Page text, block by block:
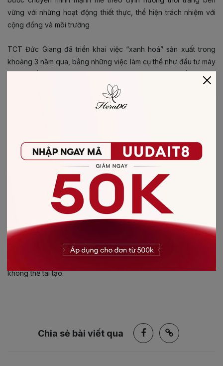
vững với những hoạt động thiết thực, thể hiện trách nhiệm với
cộng đồng và môi trường
TCT Đức Giang đã triển khai việc “xanh hoá” sản xuất trong
khoảng 3 năm qua, bằng những việc làm cụ thể như đầu tư máy
móc, thiết bị hiện đại, sử dụng ít điện năng. Hệ thống năng
lượng mặt trời được lắp đặt ở gần hết các nhà máy, liên kết
chuỗi sản xuất để xử dụng nhiều nhất các sản phẩm từ nguyên
liệu tái chế, nguyên liệu từ sợi thiên nhiên. Đảm bảo tỉ trọng xuất
đầu vào đốt bằng hoá thạch (than đá, dầu khí) cũng đang dần
được chuyển đổi sang nhiên liệu bằng điện sinh khối để đảm
bảo khí thải carbon được thấp nhất.
Hiện nay HeraDG - TCT Đức Giang đang dần hoàn thiện quy
trình và tái cấu trúc lại chuỗi cung ứng nguyên vật liệu để đảm
bảo các mục tiêu nghiêm ngặt về chiến lược xanh hoá sản xuất
mà Công ty đã đề ra. Những mục tiêu này nhấn mạnh các vấn
đề về môi trường, tìm kiếm các vật liệu hữu cơ, sử dụng vật liệu
không thể tái tạo.
Chia sẻ bài viết qua